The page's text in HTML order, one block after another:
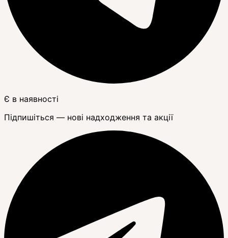
Є в наявності
Підпишіться — нові надходження та акції